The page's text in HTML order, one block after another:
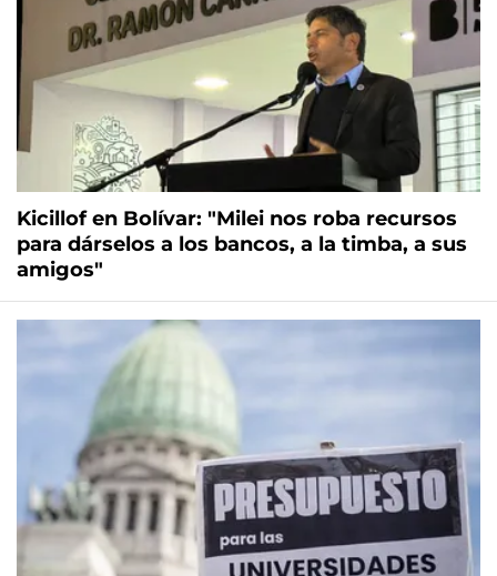
Kicillof en Bolívar: "Milei nos roba recursos
para dárselos a los bancos, a la timba, a sus
amigos"